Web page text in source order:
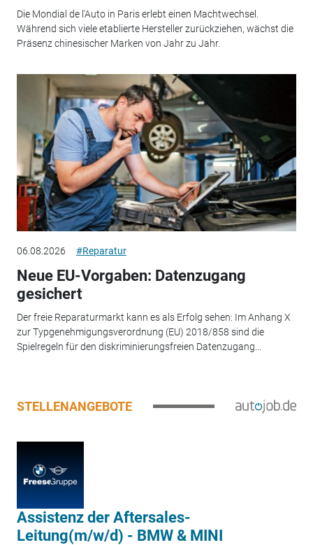
Die Mondial de l'Auto in Paris erlebt einen Machtwechsel.
Während sich viele etablierte Hersteller zurückziehen, wächst die
Präsenz chinesischer Marken von Jahr zu Jahr.
06.08.2026 #Reparatur
Neue EU-Vorgaben: Datenzugang
gesichert
Der freie Reparaturmarkt kann es als Erfolg sehen: Im Anhang X
zur Typgenehmigungsverordnung (EU) 2018/858 sind die
Spielregeln für den diskriminierungsfreien Datenzugang...
STELLENANGEBOTE
Assistenz der Aftersales-
Leitung(m/w/d) - BMW & MINI